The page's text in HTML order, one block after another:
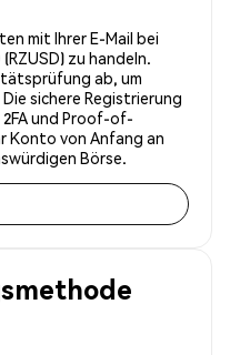
mit Ihrer E-Mail bei
zu handeln.
ab, um
sichere Registrierung
und Proof-of-
Konto von Anfang an
Börse.